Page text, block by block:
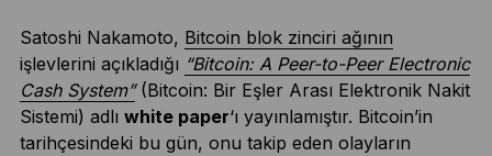
Satoshi Nakamoto, Bitcoin blok zinciri ağının
işlevlerini açıkladığı “Bitcoin: A Peer-to-Peer Electronic
Cash System”(Bitcoin: Bir Eşler Arası Elektronik Nakit
Sistemi) adlı white paper‘ı yayınlamıştır. Bitcoin’in
tarihçesindeki bu gün, onu takip eden olayların